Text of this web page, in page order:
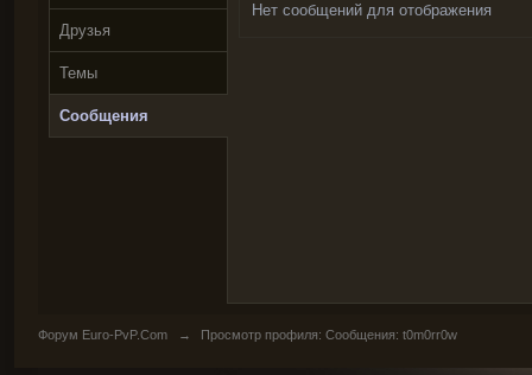
Друзья
Темы
Сообщения
Нет сообщений для отображения
Форум Euro-PvP.Com → Просмотр профиля: Сообщения: t0m0rr0w